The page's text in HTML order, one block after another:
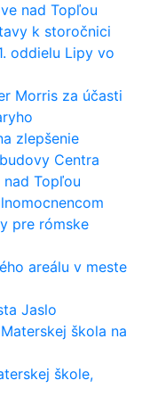
nad Topľou
k storočnici
oddielu Lipy vo
Morris za účasti
zlepšenie
Centra
Topľou
pre rómske
areálu v meste
Jaslo
škola na
škole,